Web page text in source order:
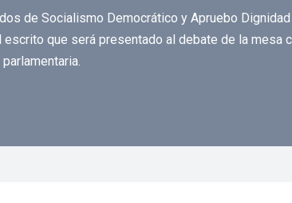
de Socialismo Democrático y Apruebo
escrito que será presentado al debate de la mesa